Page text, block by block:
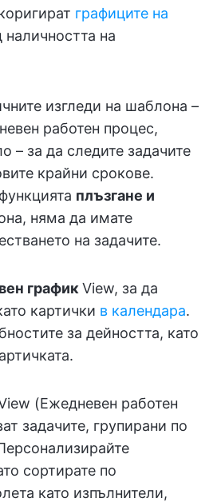
графиците на
наличността на
изгледи на шаблона –
работен процес,
– за да следите задачите
крайни срокове.
плъзгане и
няма да имате
на задачите.
графикView, за да
картички в календара.
за дейността, като
(Ежедневен работен
задачите, групирани по
сортирате по
като изпълнители,